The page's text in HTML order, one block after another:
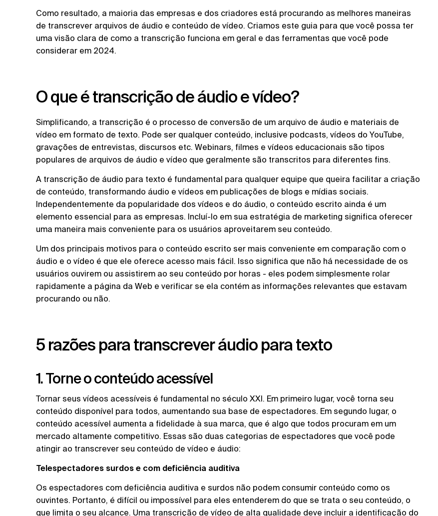
Como resultado, a maioria das empresas e dos criadores está procurando as melhores maneiras
de transcrever arquivos de áudio e conteúdo de vídeo. Criamos este guia para que você possa ter
uma visão clara de como a transcrição funciona em geral e das ferramentas que você pode
considerar em 2024.
O que é transcrição de áudio e vídeo?
Simplificando, a transcrição é o processo de conversão de um arquivo de áudio e materiais de
vídeo em formato de texto. Pode ser qualquer conteúdo, inclusive podcasts, vídeos do YouTube,
gravações de entrevistas, discursos etc. Webinars, filmes e vídeos educacionais são tipos
populares de arquivos de áudio e vídeo que geralmente são transcritos para diferentes fins.
A transcrição de áudio para texto é fundamental para qualquer equipe que queira facilitar a criação
de conteúdo, transformando áudio e vídeos em publicações de blogs e mídias sociais.
Independentemente da popularidade dos vídeos e do áudio, o conteúdo escrito ainda é um
elemento essencial para as empresas. Incluí-lo em sua estratégia de marketing significa oferecer
uma maneira mais conveniente para os usuários aproveitarem seu conteúdo.
Um dos principais motivos para o conteúdo escrito ser mais conveniente em comparação com o
áudio e o vídeo é que ele oferece acesso mais fácil. Isso significa que não há necessidade de os
usuários ouvirem ou assistirem ao seu conteúdo por horas - eles podem simplesmente rolar
rapidamente a página da Web e verificar se ela contém as informações relevantes que estavam
procurando ou não.
5 razões para transcrever áudio para texto
1. Torne o conteúdo acessível
Tornar seus vídeos acessíveis é fundamental no século XXI. Em primeiro lugar, você torna seu
conteúdo disponível para todos, aumentando sua base de espectadores. Em segundo lugar, o
conteúdo acessível aumenta a fidelidade à sua marca, que é algo que todos procuram em um
mercado altamente competitivo. Essas são duas categorias de espectadores que você pode
atingir ao transcrever seu conteúdo de vídeo e áudio:
Telespectadores surdos e com deficiência auditiva
Os espectadores com deficiência auditiva e surdos não podem consumir conteúdo como os
ouvintes. Portanto, é difícil ou impossível para eles entenderem do que se trata o seu conteúdo, o
que limita o seu alcance. Uma transcrição de vídeo de alta qualidade deve incluir a identificação do